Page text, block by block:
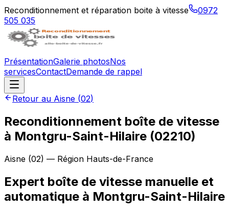
Reconditionnement et réparation boite à vitesse
0972
505 035
PrésentationGalerie photosNos
servicesContactDemande de rappel
Retour au Aisne (02)
Reconditionnement boîte de vitesse
à Montgru-Saint-Hilaire (02210)
Aisne (02) — Région Hauts-de-France
Expert boîte de vitesse manuelle et
automatique à Montgru-Saint-Hilaire